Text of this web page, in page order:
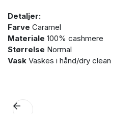
Detaljer:
Farve Caramel
Materiale 100% cashmere
Størrelse Normal
Vask Vaskes i hånd/dry clean